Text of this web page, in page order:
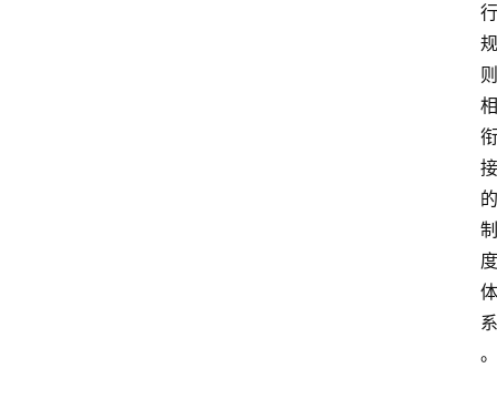
行
规
则
相
衔
接
的
制
度
体
系
。